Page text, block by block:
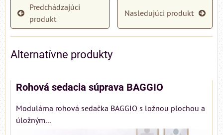
Predchádzajúci
produkt
Nasledujúci produkt
Alternatívne produkty
Rohová sedacia súprava BAGGIO
Modulárna rohová sedačka BAGGIO s ložnou plochou a
úložným...